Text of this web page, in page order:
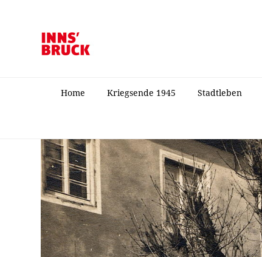
Home Kriegsende 1945 Stadtleben